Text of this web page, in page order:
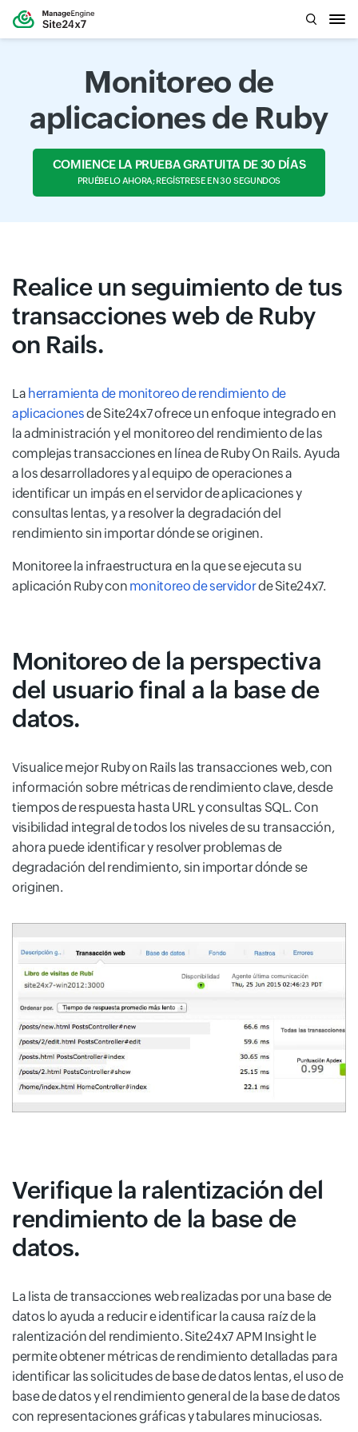
Monitoreo de
aplicaciones de Ruby
COMIENCE LA PRUEBA GRATUITA DE 30 DÍAS
PRUÉBELO AHORA; REGÍSTRESE EN 30 SEGUNDOS
Realice un seguimiento de tus
transacciones web de Ruby
on Rails.
La herramienta de monitoreo de rendimiento de
aplicacionesde Site24x7 ofrece un enfoque integrado en
la administración y el monitoreo del rendimiento de las
complejas transacciones en línea de Ruby On Rails. Ayuda
a los desarrolladores y al equipo de operaciones a
identificar un impás en el servidor de aplicaciones y
consultas lentas, y a resolver la degradación del
rendimiento sin importar dónde se originen.
Monitoree la infraestructura en la que se ejecuta su
aplicación Ruby con monitoreo de servidorde Site24x7.
Monitoreo de la perspectiva
del usuario final a la base de
datos.
Visualice mejor Ruby on Rails las transacciones web, con
información sobre métricas de rendimiento clave, desde
tiempos de respuesta hasta URL y consultas SQL. Con
visibilidad integral de todos los niveles de su transacción,
ahora puede identificar y resolver problemas de
degradación del rendimiento, sin importar dónde se
originen.
Verifique la ralentización del
rendimiento de la base de
datos.
La lista de transacciones web realizadas por una base de
datos lo ayuda a reducir e identificar la causa raíz de la
ralentización del rendimiento. Site24x7 APM Insight le
permite obtener métricas de rendimiento detalladas para
identificar las solicitudes de base de datos lentas, el uso de
base de datos y el rendimiento general de la base de datos
con representaciones gráficas y tabulares minuciosas.